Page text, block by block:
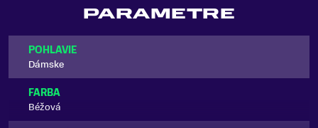
PARAMETRE
POHLAVIE
Dámske
FARBA
Béžová